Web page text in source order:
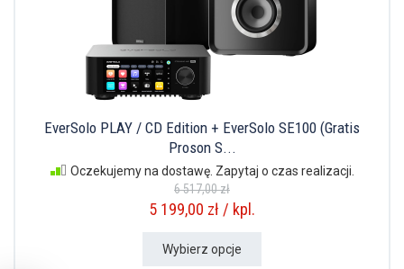
EverSolo PLAY / CD Edition + EverSolo SE100 (Gratis
Proson S...
Oczekujemy na dostawę. Zapytaj o czas realizacji.
6 517,00 zł
5 199,00 zł / kpl.
Wybierz opcje